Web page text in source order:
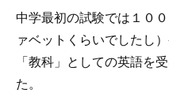
中学最初の試験では１０
ァベットくらいでしたし
「教科」としての英語を
た。